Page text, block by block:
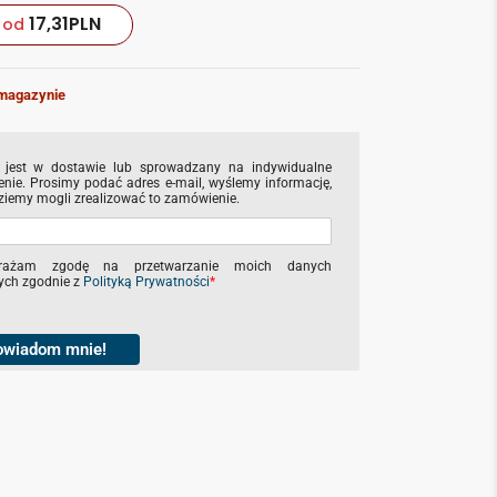
od 17,31PLN
jest w dostawie lub sprowadzany na indywidualne
Prosimy podać adres e-mail, wyślemy informację,
mogli zrealizować to zamówienie.
zgodę na przetwarzanie moich danych
zgodnie z Polityką Prywatności*
mnie!